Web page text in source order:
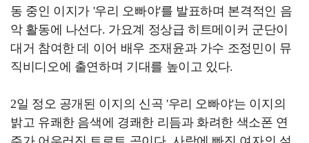
동 중인 이지가 '우리 오빠야'를 발표하며 본격적인 음
악 활동에 나선다. 가요계 정상급 히트메이커 군단이
대거 참여한 데 이어 배우 조재윤과 가수 조정민이 뮤
직비디오에 출연하며 기대를 높이고 있다.
2일 정오 공개된 이지의 신곡 '우리 오빠야'는 이지의
밝고 유쾌한 음색에 경쾌한 리듬과 화려한 색소폰 연